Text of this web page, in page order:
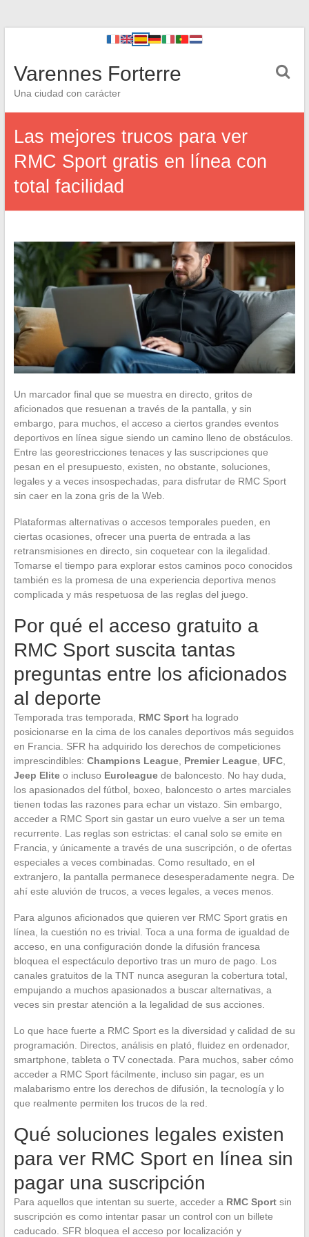
Varennes Forterre
Una ciudad con carácter
Las mejores trucos para ver
RMC Sport gratis en línea con
total facilidad
Un marcador final que se muestra en directo, gritos de
aficionados que resuenan a través de la pantalla, y sin
embargo, para muchos, el acceso a ciertos grandes eventos
deportivos en línea sigue siendo un camino lleno de obstáculos.
Entre las georestricciones tenaces y las suscripciones que
pesan en el presupuesto, existen, no obstante, soluciones,
legales y a veces insospechadas, para disfrutar de RMC Sport
sin caer en la zona gris de la Web.
Plataformas alternativas o accesos temporales pueden, en
ciertas ocasiones, ofrecer una puerta de entrada a las
retransmisiones en directo, sin coquetear con la ilegalidad.
Tomarse el tiempo para explorar estos caminos poco conocidos
también es la promesa de una experiencia deportiva menos
complicada y más respetuosa de las reglas del juego.
Por qué el acceso gratuito a
RMC Sport suscita tantas
preguntas entre los aficionados
al deporte
Temporada tras temporada, RMC Sportha logrado
posicionarse en la cima de los canales deportivos más seguidos
en Francia. SFR ha adquirido los derechos de competiciones
imprescindibles: Champions League, Premier League, UFC,
Jeep Eliteo incluso Euroleaguede baloncesto. No hay duda,
los apasionados del fútbol, boxeo, baloncesto o artes marciales
tienen todas las razones para echar un vistazo. Sin embargo,
acceder a RMC Sport sin gastar un euro vuelve a ser un tema
recurrente. Las reglas son estrictas: el canal solo se emite en
Francia, y únicamente a través de una suscripción, o de ofertas
especiales a veces combinadas. Como resultado, en el
extranjero, la pantalla permanece desesperadamente negra. De
ahí este aluvión de trucos, a veces legales, a veces menos.
Para algunos aficionados que quieren ver RMC Sport gratis en
línea, la cuestión no es trivial. Toca a una forma de igualdad de
acceso, en una configuración donde la difusión francesa
bloquea el espectáculo deportivo tras un muro de pago. Los
canales gratuitos de la TNT nunca aseguran la cobertura total,
empujando a muchos apasionados a buscar alternativas, a
veces sin prestar atención a la legalidad de sus acciones.
Lo que hace fuerte a RMC Sport es la diversidad y calidad de su
programación. Directos, análisis en plató, fluidez en ordenador,
smartphone, tableta o TV conectada. Para muchos, saber cómo
acceder a RMC Sport fácilmente, incluso sin pagar, es un
malabarismo entre los derechos de difusión, la tecnología y lo
que realmente permiten los trucos de la red.
Qué soluciones legales existen
para ver RMC Sport en línea sin
pagar una suscripción
Para aquellos que intentan su suerte, acceder a RMC Sportsin
suscripción es como intentar pasar un control con un billete
caducado. SFR bloquea el acceso por localización y